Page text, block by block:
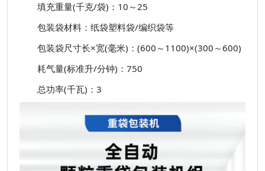
填充重量(千克/袋)：10～25
包装袋材料：纸袋塑料袋/编织袋等
包装袋尺寸长×宽(毫米)：(600～1100)×(300～600)
耗气量(标准升/分钟)：750
总功率(千瓦)：3